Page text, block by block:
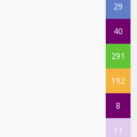
29
40
291
192
8
11